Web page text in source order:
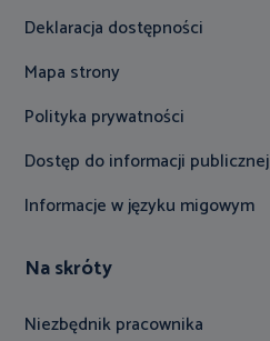
Deklaracja dostępności
Mapa strony
Polityka prywatności
Dostęp do informacji publicznej
Informacje w języku migowym
Na skróty
Niezbędnik pracownika